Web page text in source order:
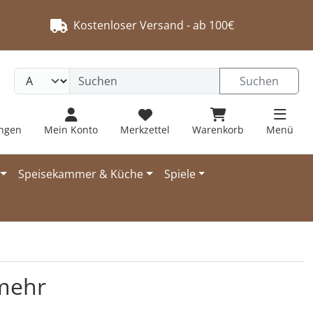
Kostenloser Versand - ab 100€
Suchen
Mein Konto Merkzettel Warenkorb Menü
Speisekammer & Küche
Spiele